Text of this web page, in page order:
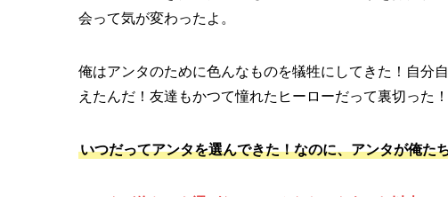
会って気が変わったよ。
俺はアンタのために色んなものを犠牲にしてきた！自分
えたんだ！友達もかつて憧れたヒーローだって裏切った！
いつだってアンタを選んできた！なのに、アンタが俺た
アンタが俺たちを選ばないってんなら…もうこれ以上は一